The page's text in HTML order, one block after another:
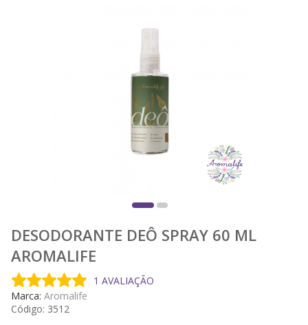
DESODORANTE DEÔ SPRAY 60 ML
AROMALIFE
1 AVALIAÇÃO
Marca:Aromalife
Código: 3512